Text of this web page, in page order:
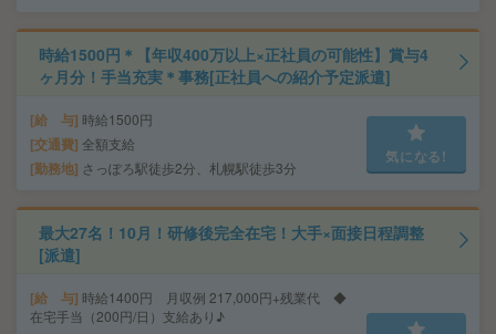
時給1500円＊【年収400万以上×正社員の可能性】賞与4
ヶ月分！手当充実＊事務[正社員への紹介予定派遣]
給 与 時給1500円
交通費 全額支給
勤務地 さっぽろ駅徒歩2分、札幌駅徒歩3分
気になる!
最大27名！10月！研修後完全在宅！大手×面接日程調整
[派遣]
給 与 時給1400円 月収例 217,000円+残業代 ◆
在宅手当（200円/日）支給あり♪